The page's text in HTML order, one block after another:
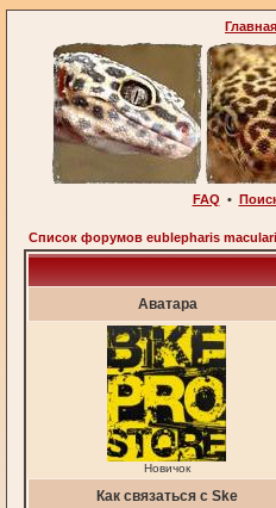
FAQ •
Список форумов eublepharis
Аватара
Новичок
Как связаться с Ske